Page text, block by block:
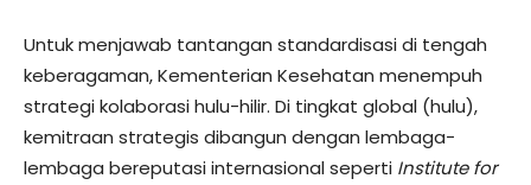
Untuk menjawab tantangan standardisasi di tengah
keberagaman, Kementerian Kesehatan menempuh
strategi kolaborasi hulu-hilir. Di tingkat global (hulu),
kemitraan strategis dibangun dengan lembaga-
lembaga bereputasi internasional seperti Institute for